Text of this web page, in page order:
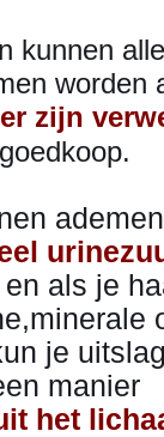
kunnen
worden
zijn
goedkoop.
als je
je
manier
het